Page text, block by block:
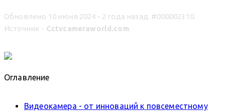
Обновлено 10 июня 2024 - 2 года назад. #000002310.
Источник - Cctvcameraworld.com.
Оглавление
Видеокамера - от инноваций к повсеместному